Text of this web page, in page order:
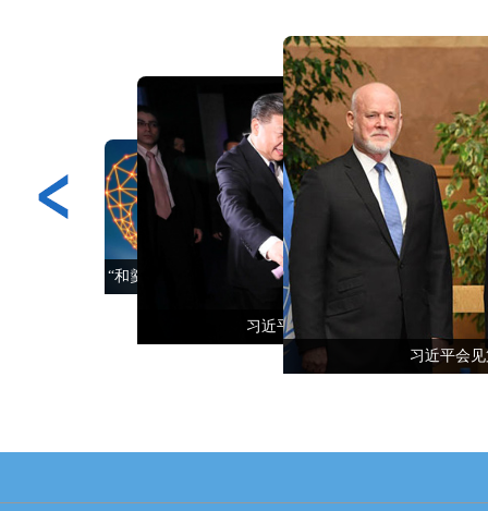
习近平会见第71届联合国大会主席汤姆森 ...
“和羹之美，在于
彭丽媛出席世界卫生组织结